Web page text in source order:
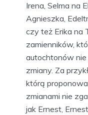
Irena, Selma na
Agnieszka,
czy też Erika na
zamienników,
autochtonów
zmiany. Za
którą
zmianami nie
jak Ernest,